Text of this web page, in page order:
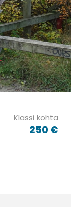
Klassi kohta
250 €